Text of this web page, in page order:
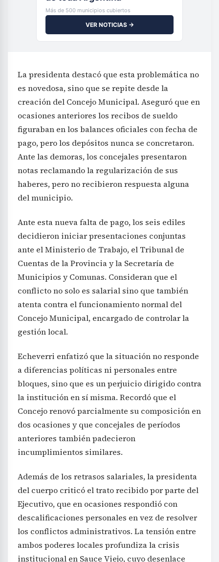
Más de 500 municipios cubiertos
VER NOTICIAS →
La presidenta destacó que esta problemática no
es novedosa, sino que se repite desde la
creación del Concejo Municipal. Aseguró que en
ocasiones anteriores los recibos de sueldo
figuraban en los balances oficiales con fecha de
pago, pero los depósitos nunca se concretaron.
Ante las demoras, los concejales presentaron
notas reclamando la regularización de sus
haberes, pero no recibieron respuesta alguna
del municipio.
Ante esta nueva falta de pago, los seis ediles
decidieron iniciar presentaciones conjuntas
ante el Ministerio de Trabajo, el Tribunal de
Cuentas de la Provincia y la Secretaría de
Municipios y Comunas. Consideran que el
conflicto no solo es salarial sino que también
atenta contra el funcionamiento normal del
Concejo Municipal, encargado de controlar la
gestión local.
Echeverri enfatizó que la situación no responde
a diferencias políticas ni personales entre
bloques, sino que es un perjuicio dirigido contra
la institución en sí misma. Recordó que el
Concejo renovó parcialmente su composición en
dos ocasiones y que concejales de períodos
anteriores también padecieron
incumplimientos similares.
Además de los retrasos salariales, la presidenta
del cuerpo criticó el trato recibido por parte del
Ejecutivo, que en ocasiones respondió con
descalificaciones personales en vez de resolver
los conflictos administrativos. La tensión entre
ambos poderes locales profundiza la crisis
institucional en Sauce Viejo, cuyo desenlace